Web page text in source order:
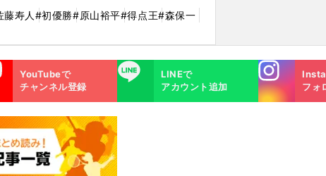
藤寿人 #初優勝#原山裕平#得点王#森保一
YouTubeで
チャンネル登録
LINE
LINEで
アカウント追加
Instagra
m
フォ